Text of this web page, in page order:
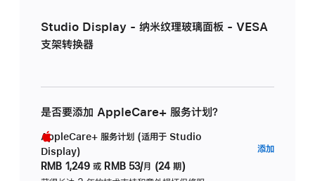
Studio Display - 纳米纹理玻璃面板 - VESA
支架转换器
是否要添加 AppleCare+ 服务计划？
AppleCare+ 服务计划 (适用于 Studio
Display)
RMB 1,249 或 RMB 53/月 (24 期)
添加